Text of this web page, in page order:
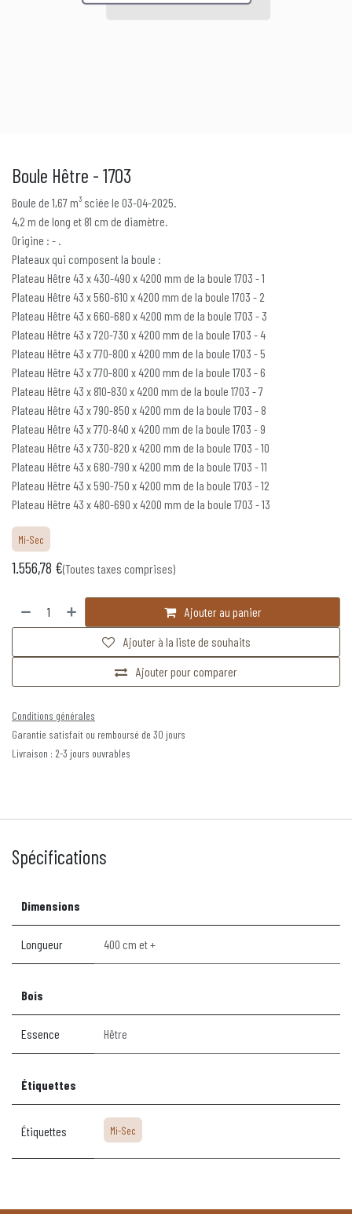
Boule Hêtre - 1703
Boule de 1,67 m³ sciée le 03-04-2025.
4,2 m de long et 81 cm de diamètre.
Origine : - .
Plateaux qui composent la boule :
Plateau Hêtre 43 x 430-490 x 4200 mm de la boule 1703 - 1
Plateau Hêtre 43 x 560-610 x 4200 mm de la boule 1703 - 2
Plateau Hêtre 43 x 660-680 x 4200 mm de la boule 1703 - 3
Plateau Hêtre 43 x 720-730 x 4200 mm de la boule 1703 - 4
Plateau Hêtre 43 x 770-800 x 4200 mm de la boule 1703 - 5
Plateau Hêtre 43 x 770-800 x 4200 mm de la boule 1703 - 6
Plateau Hêtre 43 x 810-830 x 4200 mm de la boule 1703 - 7
Plateau Hêtre 43 x 790-850 x 4200 mm de la boule 1703 - 8
Plateau Hêtre 43 x 770-840 x 4200 mm de la boule 1703 - 9
Plateau Hêtre 43 x 730-820 x 4200 mm de la boule 1703 - 10
Plateau Hêtre 43 x 680-790 x 4200 mm de la boule 1703 - 11
Plateau Hêtre 43 x 590-750 x 4200 mm de la boule 1703 - 12
Plateau Hêtre 43 x 480-690 x 4200 mm de la boule 1703 - 13
Mi-Sec
1.556,78 €(Toutes taxes comprises)
Ajouter au panier
Ajouter pour comparer
Ajouter à la liste de souhaits
Conditions générales
Garantie satisfait ou remboursé de 30 jours
Livraison : 2-3 jours ouvrables
Spécifications
Dimensions
Longueur 400 cm et +
Bois
Essence Hêtre
Étiquettes
Étiquettes Mi-Sec